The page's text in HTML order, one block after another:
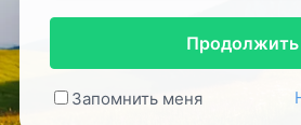
Продолжить
Запомнить меня